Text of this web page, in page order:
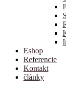
Eshop
Referencie
Kontakt
články